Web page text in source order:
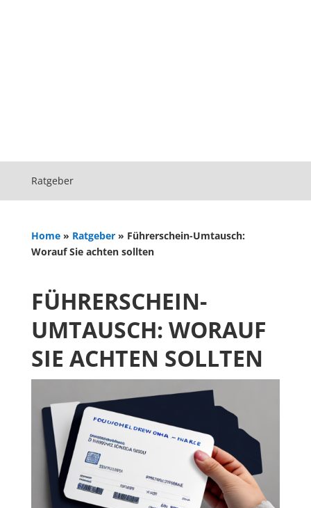
Ratgeber
Home» Ratgeber» Führerschein-Umtausch:
Worauf Sie achten sollten
FÜHRERSCHEIN-
UMTAUSCH: WORAUF
SIE ACHTEN SOLLTEN